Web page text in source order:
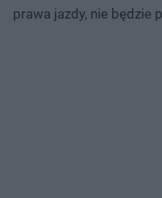
prawa jazdy, nie będzie